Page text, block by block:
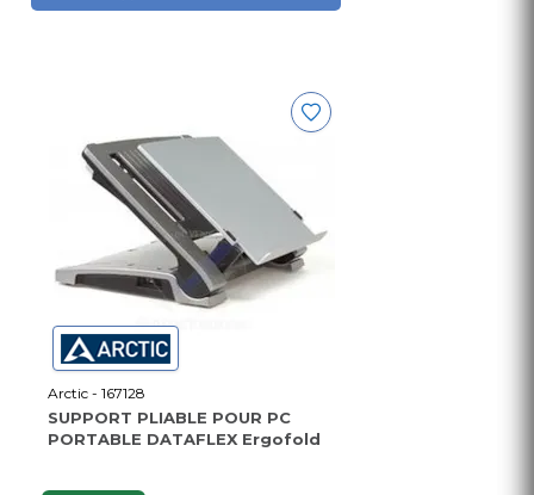
Arctic - 167128
SUPPORT PLIABLE POUR PC
PORTABLE DATAFLEX Ergofold